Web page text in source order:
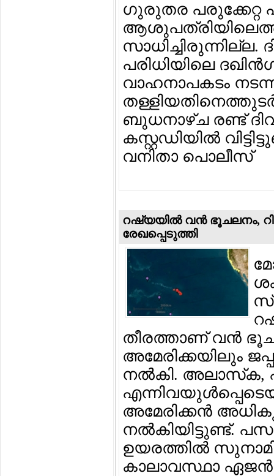
ഗുരുതര പരുക്കേറ്റ
പരിധിയിലെ
വാഹനാപകടം
ബുധനാഴ്ച രണ്ട്
കസ്റ്റഡിയില്‍
വനിതാ പൊലീസ്
റഷ്യയില്‍ വന്‍ ഭൂചലനം,
രേഖപ്പെടുത്തി
തീരത്താണ് വന്‍
അമേരിക്കയിലും
നല്‍കി. അലാസ്‌ക,
അമേരിക്കന്‍
നല്‍കിയിട്ടുണ്ട്.
ഉയരത്തില്‍ സുനാമി
കാലാവസ്ഥാ